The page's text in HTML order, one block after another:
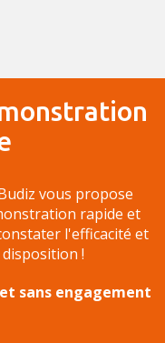
vous propose
rapide et
l'efficacité et
!
sans engagement